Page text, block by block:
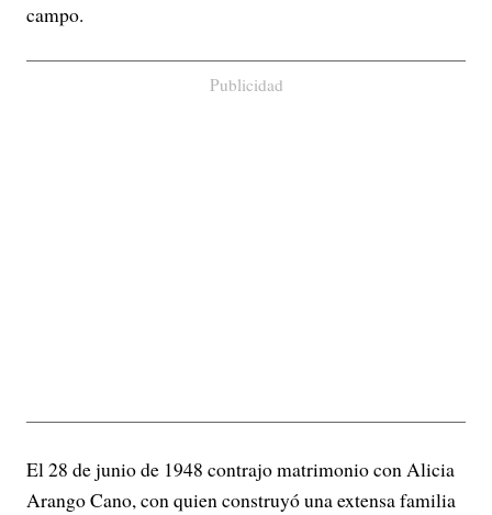
campo.
Publicidad
El 28 de junio de 1948 contrajo matrimonio con Alicia
Arango Cano, con quien construyó una extensa familia